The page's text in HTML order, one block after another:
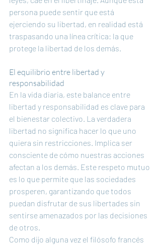
persona puede sentir que está
ejerciendo su libertad, en realidad está
traspasando una línea crítica: la que
protege la libertad de los demás.
El equilibrio entre libertad y
responsabilidad
En la vida diaria, este balance entre
libertad y responsabilidad es clave para
el bienestar colectivo. La verdadera
libertad no significa hacer lo que uno
quiera sin restricciones. Implica ser
consciente de cómo nuestras acciones
afectan a los demás. Este respeto mutuo
es lo que permite que las sociedades
prosperen, garantizando que todos
puedan disfrutar de sus libertades sin
sentirse amenazados por las decisiones
de otros.
Como dijo alguna vez el filósofo francés